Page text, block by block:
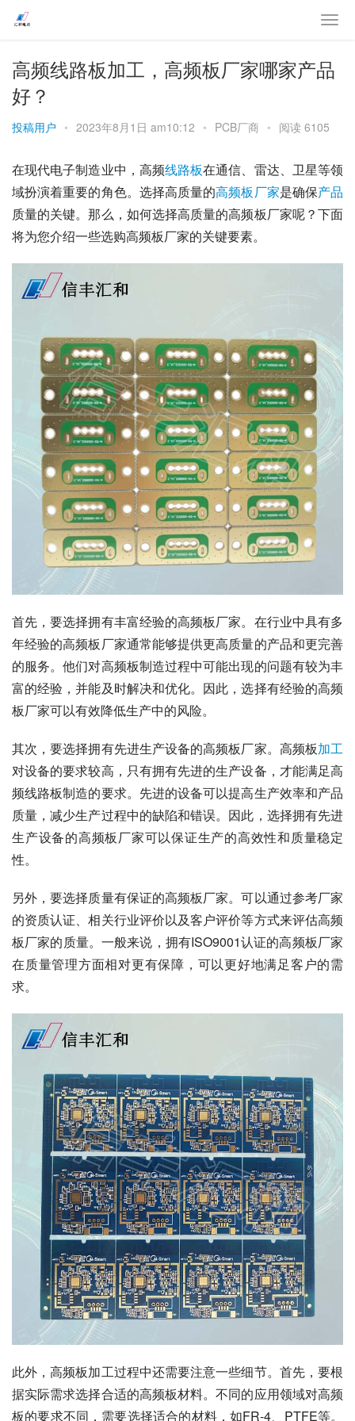
高频线路板加工，高频板厂家哪家产品
好？
投稿用户 • 2023年8月1日 am10:12 • PCB厂商 • 阅读 6105
在现代电子制造业中，高频线路板在通信、雷达、卫星等领
域扮演着重要的角色。选择高质量的高频板厂家是确保产品
质量的关键。那么，如何选择高质量的高频板厂家呢？下面
将为您介绍一些选购高频板厂家的关键要素。
首先，要选择拥有丰富经验的高频板厂家。在行业中具有多
年经验的高频板厂家通常能够提供更高质量的产品和更完善
的服务。他们对高频板制造过程中可能出现的问题有较为丰
富的经验，并能及时解决和优化。因此，选择有经验的高频
板厂家可以有效降低生产中的风险。
其次，要选择拥有先进生产设备的高频板厂家。高频板加工
对设备的要求较高，只有拥有先进的生产设备，才能满足高
频线路板制造的要求。先进的设备可以提高生产效率和产品
质量，减少生产过程中的缺陷和错误。因此，选择拥有先进
生产设备的高频板厂家可以保证生产的高效性和质量稳定
性。
另外，要选择质量有保证的高频板厂家。可以通过参考厂家
的资质认证、相关行业评价以及客户评价等方式来评估高频
板厂家的质量。一般来说，拥有ISO9001认证的高频板厂家
在质量管理方面相对更有保障，可以更好地满足客户的需
求。
此外，高频板加工过程中还需要注意一些细节。首先，要根
据实际需求选择合适的高频板材料。不同的应用领域对高频
板的要求不同，需要选择适合的材料，如FR-4、PTFE等。